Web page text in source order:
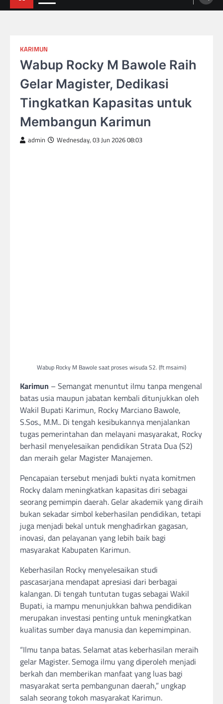
KARIMUN
Wabup Rocky M Bawole Raih
Gelar Magister, Dedikasi
Tingkatkan Kapasitas untuk
Membangun Karimun
admin Wednesday, 03 Jun 2026 08:03
Wabup Rocky M Bawole saat proses wisuda S2. (ft msaimi)
Karimun – Semangat menuntut ilmu tanpa mengenal
batas usia maupun jabatan kembali ditunjukkan oleh
Wakil Bupati Karimun, Rocky Marciano Bawole,
S.Sos., M.M.. Di tengah kesibukannya menjalankan
tugas pemerintahan dan melayani masyarakat, Rocky
berhasil menyelesaikan pendidikan Strata Dua (S2)
dan meraih gelar Magister Manajemen.
Pencapaian tersebut menjadi bukti nyata komitmen
Rocky dalam meningkatkan kapasitas diri sebagai
seorang pemimpin daerah. Gelar akademik yang diraih
bukan sekadar simbol keberhasilan pendidikan, tetapi
juga menjadi bekal untuk menghadirkan gagasan,
inovasi, dan pelayanan yang lebih baik bagi
masyarakat Kabupaten Karimun.
Keberhasilan Rocky menyelesaikan studi
pascasarjana mendapat apresiasi dari berbagai
kalangan. Di tengah tuntutan tugas sebagai Wakil
Bupati, ia mampu menunjukkan bahwa pendidikan
merupakan investasi penting untuk meningkatkan
kualitas sumber daya manusia dan kepemimpinan.
“Ilmu tanpa batas. Selamat atas keberhasilan meraih
gelar Magister. Semoga ilmu yang diperoleh menjadi
berkah dan memberikan manfaat yang luas bagi
masyarakat serta pembangunan daerah,” ungkap
salah seorang tokoh masyarakat Karimun.